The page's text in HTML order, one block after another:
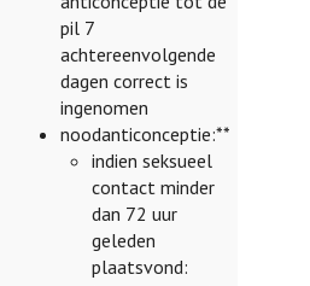
pil 7
achtereenvolgende
dagen correct is
ingenomen
noodanticonceptie:**
indien seksueel
contact minder
dan 72 uur
geleden
plaatsvond: